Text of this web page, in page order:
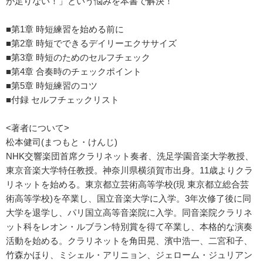
■第1章 時短練習を始める前に
■第2章 時短でできるデイリーエクササイズ
■第3章 時短のためのセルフチェック
■第4章 合奏時のチェックポイント
■第5章 時短練習のコツ
■付録 セルフチェックリスト
<著者について>
松本健司(まつもと・けんじ)
NHK交響楽団首席クラリネット奏者、洗足学園音楽大学教授、
東京音楽大学特任教授。神奈川県横須賀市出身。11歳よりクラ
リネットを始める。東京都立芸術高等学校(現 東京都立総合芸
術高等学校)を卒業し、国立音楽大学に入学。3年次修了後に同
大学を退学し、パリ国立高等音楽院に入学。同音楽院クラリネ
ット科をレオン・ルブラン特別賞を得て卒業し、本格的な演奏
活動を始める。クラリネットを角田晃、濱中浩一、二宮和子、
竹森かほり、ミシェル・アリニョン、ジェローム・ジュリアン